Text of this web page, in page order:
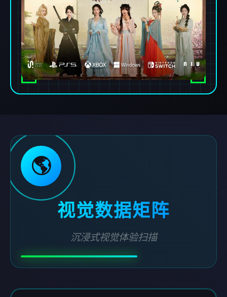
🌎
视觉数据矩阵
沉浸式视觉体验扫描